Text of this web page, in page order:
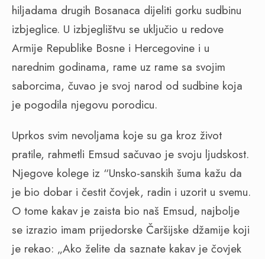
hiljadama drugih Bosanaca dijeliti gorku sudbinu
izbjeglice. U izbjeglištvu se uključio u redove
Armije Republike Bosne i Hercegovine i u
narednim godinama, rame uz rame sa svojim
saborcima, čuvao je svoj narod od sudbine koja
je pogodila njegovu porodicu.
Uprkos svim nevoljama koje su ga kroz život
pratile, rahmetli Emsud sačuvao je svoju ljudskost.
Njegove kolege iz “Unsko-sanskih šuma kažu da
je bio dobar i čestit čovjek, radin i uzorit u svemu.
O tome kakav je zaista bio naš Emsud, najbolje
se izrazio imam prijedorske Čaršijske džamije koji
je rekao: „Ako želite da saznate kakav je čovjek